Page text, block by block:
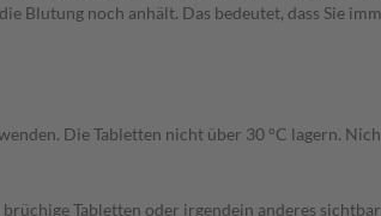
Blutung noch anhält. Das bedeutet, dass Sie
Die Tabletten nicht über 30 °C lagern.
Tabletten oder irgendein anderes